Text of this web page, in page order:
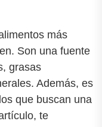
más
Son una fuente
grasas
Además, es
que buscan una
te